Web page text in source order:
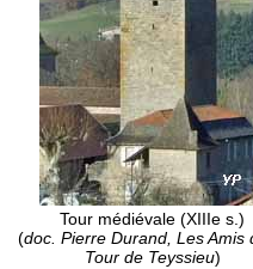
Tour médiévale (XIIIe s.)
(doc. Pierre Durand, Les Amis
Tour de Teyssieu)